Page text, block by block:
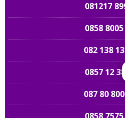
089 661
081217
0858
082 138
0857 12
087 80